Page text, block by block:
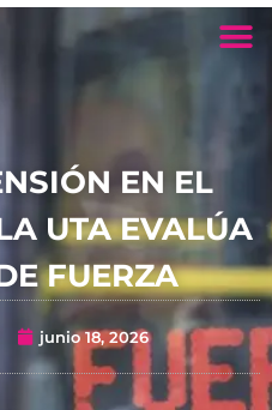
EN EL
UTA EVALÚA
FUERZA
junio 18, 2026